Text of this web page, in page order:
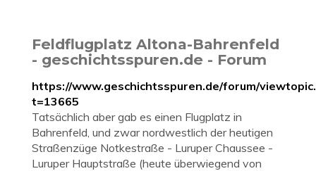
Feldflugplatz Altona-Bahrenfeld
- geschichtsspuren.de - Forum
https://www.geschichtsspuren.de/forum/
t=13665
Tatsächlich aber gab es einen Flugplatz in
Bahrenfeld, und zwar nordwestlich der heutigen
Straßenzüge Notkestraße - Luruper Chaussee -
Luruper Hauptstraße (heute überwiegend von